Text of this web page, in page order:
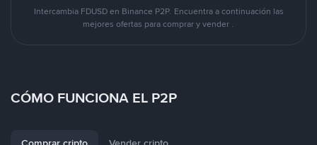
Intercambia FDUSD en Binance P2P. Encuentra a continuación las
mejores ofertas para comprar y vender .
CÓMO FUNCIONA EL P2P